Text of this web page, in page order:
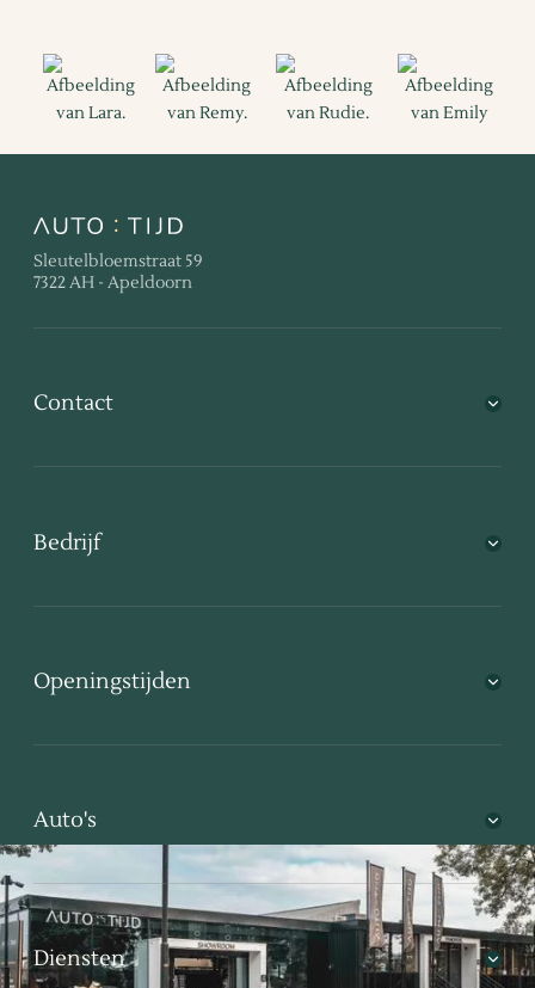
Sleutelbloemstraat 59
7322 AH - Apeldoorn
Contact
Bedrijf
Openingstijden
Auto's
Diensten